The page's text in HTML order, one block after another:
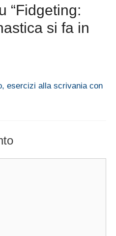
“Fidgeting:
si fa in
esercizi alla scrivania con